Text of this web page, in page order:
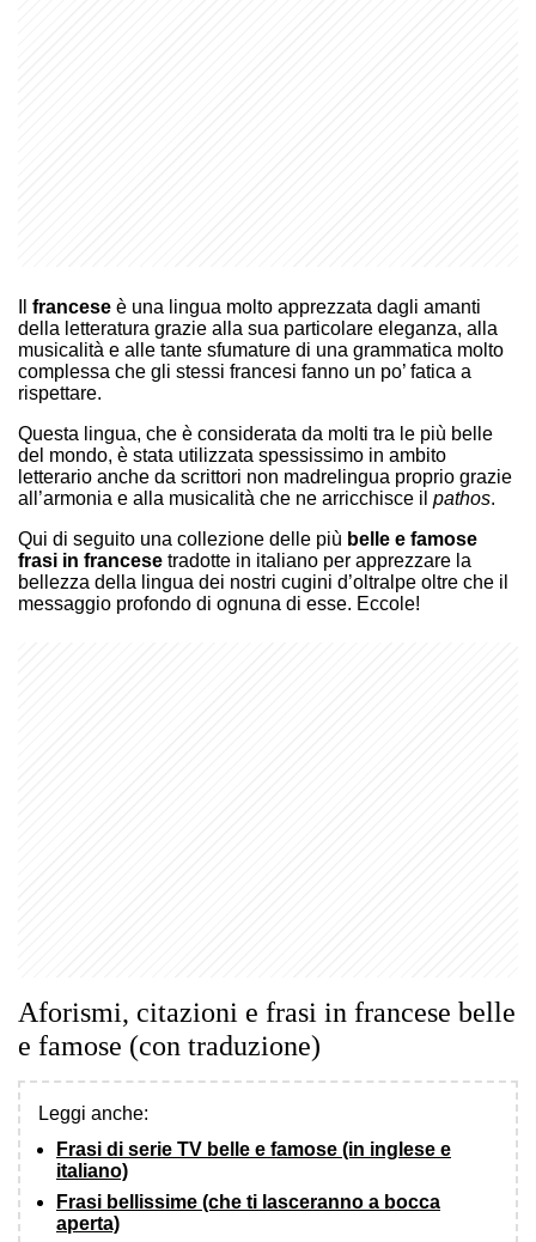
francese è una lingua molto apprezzata dagli amanti
della letteratura grazie alla sua particolare eleganza, alla
musicalità e alle tante sfumature di una grammatica molto
complessa che gli stessi francesi fanno un po’ fatica a
rispettare.
Questa lingua, che è considerata da molti tra le più belle
del mondo, è stata utilizzata spessissimo in ambito
letterario anche da scrittori non madrelingua proprio grazie
all’armonia e alla musicalità che ne arricchisce il pathos.
Qui di seguito una collezione delle più belle e famose
frasi in francese tradotte in italiano per apprezzare la
bellezza della lingua dei nostri cugini d’oltralpe oltre che il
messaggio profondo di ognuna di esse. Eccole!
Aforismi, citazioni e frasi in francese belle
e famose (con traduzione)
Leggi anche:
Frasi di serie TV belle e famose (in inglese e
italiano)
Frasi bellissime (che ti lasceranno a bocca
aperta)